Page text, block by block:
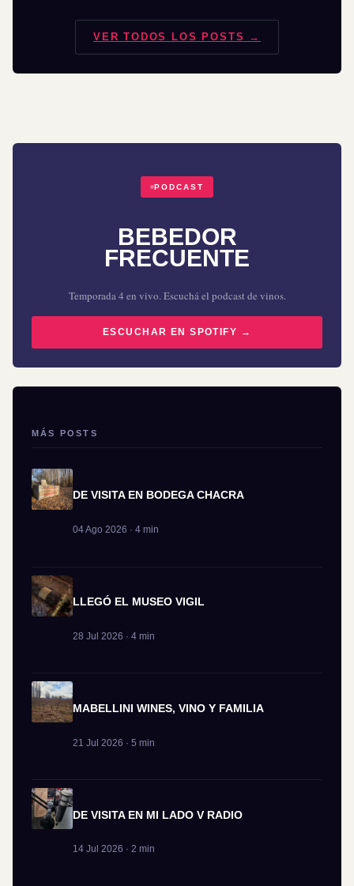
VER TODOS LOS POSTS →
PODCAST
BEBEDOR
FRECUENTE
Temporada 4 en vivo. Escuchá el podcast de vinos.
ESCUCHAR EN SPOTIFY →
MÁS POSTS
DE VISITA EN BODEGA CHACRA
04 Ago 2026 · 4 min
LLEGÓ EL MUSEO VIGIL
28 Jul 2026 · 4 min
MABELLINI WINES, VINO Y FAMILIA
21 Jul 2026 · 5 min
DE VISITA EN MI LADO V RADIO
14 Jul 2026 · 2 min